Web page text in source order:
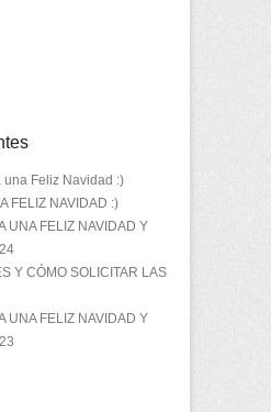
una Feliz Navidad :)
FELIZ NAVIDAD :)
UNA FELIZ NAVIDAD Y
Y CÓMO SOLICITAR LAS
UNA FELIZ NAVIDAD Y